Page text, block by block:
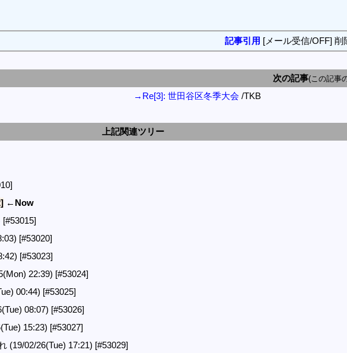
記事引用 [メール受信/OFF] 削
次の記事(この記事
→Re[3]: 世田谷区冬季大会 /TKB
上記関連ツリー
←Now
[#53015]
[#53020]
[#53023]
22:39) [#53024]
00:44) [#53025]
08:07) [#53026]
15:23) [#53027]
(19/02/26(Tue) 17:21) [#53029]